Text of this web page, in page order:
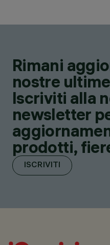
Rimani
nostre
Iscriviti alla
newsletter
prodotti,
ISCRIVITI